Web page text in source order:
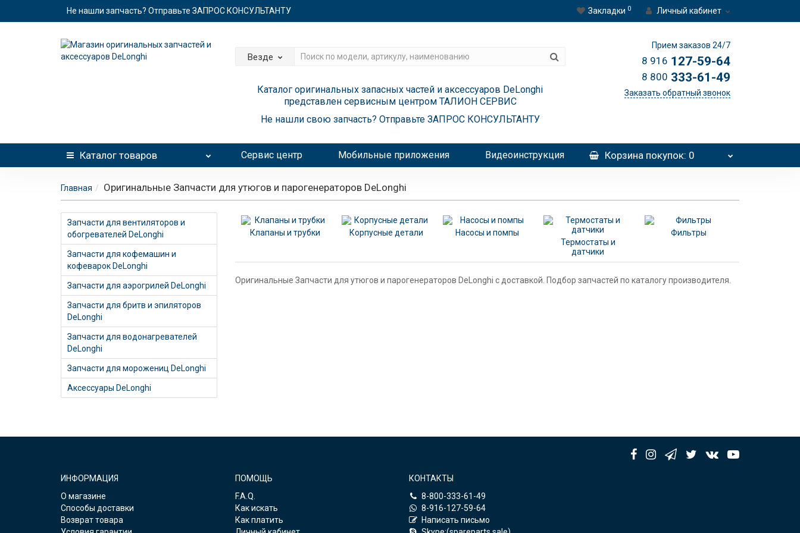
Не нашли запчасть? Отправьте ЗАПРОС КОНСУЛЬТАНТУ Закладки 0 Личный кабинет
Везде
Каталог оригинальных запасных частей и аксессуаров DeLonghi
представлен сервисным центром ТАЛИОН СЕРВИС
Не нашли свою запчасть? Отправьте ЗАПРОС КОНСУЛЬТАНТУ
Прием заказов 24/7
8 916 127-59-64
8 800 333-61-49
Заказать обратный звонок
Каталог товаров Сервис центр Мобильные приложения Видеоинструкция Корзинапокупок: 0
Главная Оригинальные Запчасти для утюгов и парогенераторов DeLonghi
Запчасти для вентиляторов и
обогревателей DeLonghi
Запчасти для кофемашин и
кофеварок DeLonghi
Запчасти для аэрогрилей DeLonghi
Запчасти для бритв и эпиляторов
DeLonghi
Запчасти для водонагревателей
DeLonghi
Запчасти для морожениц DeLonghi
Аксессуары DeLonghi
Клапаны и трубки Корпусные детали
Насосы и помпы
Термостаты и
датчики
Фильтры
Оригинальные Запчасти для утюгов и парогенераторов DeLonghi с доставкой. Подбор запчастей по каталогу производителя.
ИНФОРМАЦИЯ
О магазине
Способы доставки
Возврат товара
ПОМОЩЬ
F.A.Q.
Как искать
Как платить
КОНТАКТЫ
8-800-333-61-49
8-916-127-59-64
Написать письмо